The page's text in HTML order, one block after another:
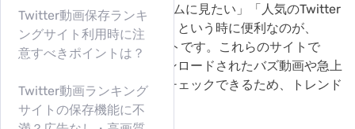
「話題のX動画をリアルタイムに見たい」「人気のTwitter
動画をまとめて閲覧したい」という時に便利なのが、
Twitter保存ランキングサイトです。これらのサイトで
は、多くのユーザーにダウンロードされたバズ動画や急上
昇中のコンテンツを一覧でチェックできるため、トレンド
を把握しやすくなります。
Twitter動画保存ランキ
ングサイト利用時に注
意すべきポイントは？
Twitter動画ランキング
サイトの保存機能に不